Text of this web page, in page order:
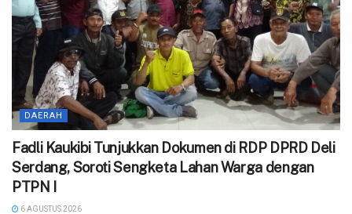
DAERAH
Fadli Kaukibi Tunjukkan Dokumen di RDP DPRD Deli
Serdang, Soroti Sengketa Lahan Warga dengan
PTPN I
6 AGUSTUS 2026